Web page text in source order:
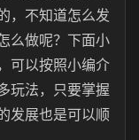
，不知道怎么发
么做呢？下面小
可以按照小编介
玩法，只要掌握
发展也是可以顺